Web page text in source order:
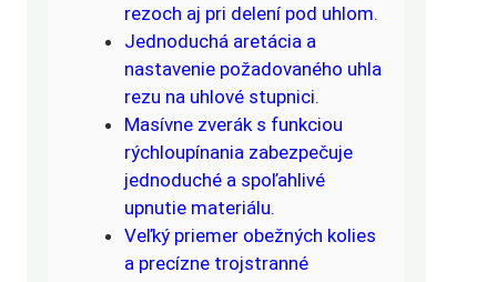
rezoch aj pri delení pod uhlom.
Jednoduchá aretácia a
nastavenie požadovaného uhla
rezu na uhlové stupnici.
Masívne zverák s funkciou
rýchloupínania zabezpečuje
jednoduché a spoľahlivé
upnutie materiálu.
Veľký priemer obežných kolies
a precízne trojstranné